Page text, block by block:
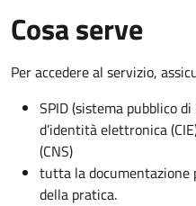
Cosa serve
Per accedere al servizio,
SPID (sistema pubblico
d’identità elettronica
(CNS)
tutta la documentazione
della pratica.